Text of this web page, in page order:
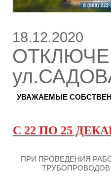
18.12.2020
УВАЖАЕМЫЕ
С 22 ПО 25
ПРИ ПРОВЕДЕНИЯ